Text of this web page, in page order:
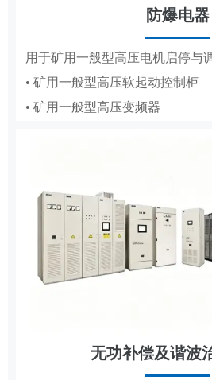
防爆电器
用于矿用一般型高压电机启停与
• 矿用一般型高压软起动控制柜
• 矿用一般型高压变频器
无功补偿及谐波
MCS
用于高低压电机的变频调速、节
• 辅助控制系统